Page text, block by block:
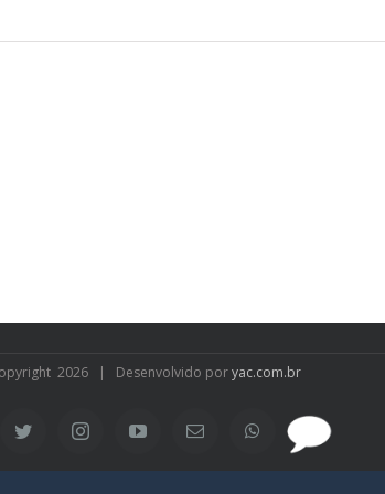
2026 | Desenvolvido poryac.com.br
Twitter InstagramYouTubeEmail WhatsApp
SAC